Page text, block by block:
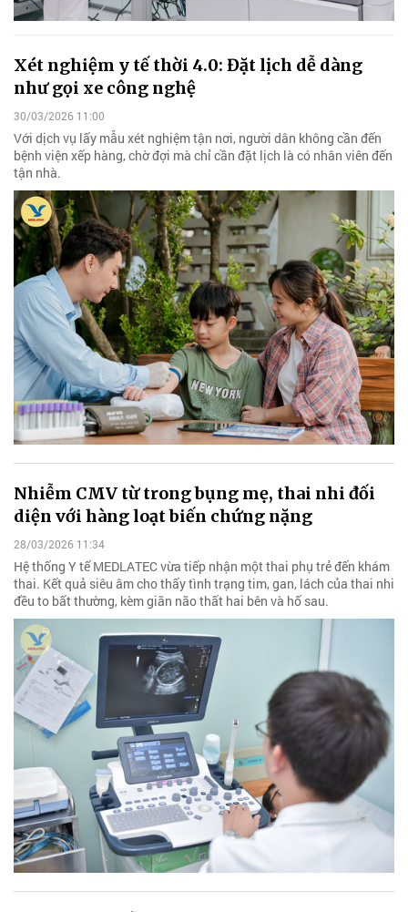
Xét nghiệm y tế thời 4.0: Đặt lịch dễ dàng
như gọi xe công nghệ
30/03/2026 11:00
Với dịch vụ lấy mẫu xét nghiệm tận nơi, người dân không cần đến
bệnh viện xếp hàng, chờ đợi mà chỉ cần đặt lịch là có nhân viên đến
tận nhà.
Nhiễm CMV từ trong bụng mẹ, thai nhi đối
diện với hàng loạt biến chứng nặng
28/03/2026 11:34
Hệ thống Y tế MEDLATEC vừa tiếp nhận một thai phụ trẻ đến khám
thai. Kết quả siêu âm cho thấy tình trạng tim, gan, lách của thai nhi
đều to bất thường, kèm giãn não thất hai bên và hố sau.